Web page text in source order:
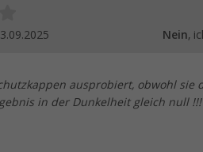
Nein,
ausprobiert, obwohl sie
in der Dunkelheit gleich null